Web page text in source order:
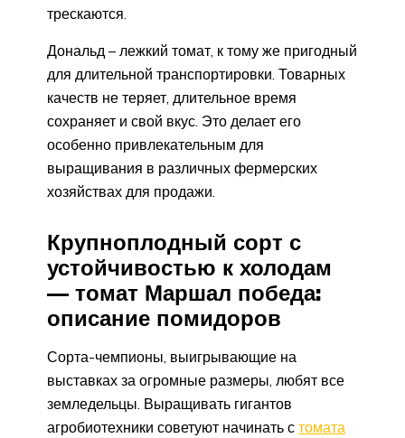
трескаются.
Дональд – лежкий томат, к тому же пригодный
для длительной транспортировки. Товарных
качеств не теряет, длительное время
сохраняет и свой вкус. Это делает его
особенно привлекательным для
выращивания в различных фермерских
хозяйствах для продажи.
Крупноплодный сорт с
устойчивостью к холодам
— томат Маршал победа:
описание помидоров
Сорта-чемпионы, выигрывающие на
выставках за огромные размеры, любят все
земледельцы. Выращивать гигантов
агробиотехники советуют начинать с томата